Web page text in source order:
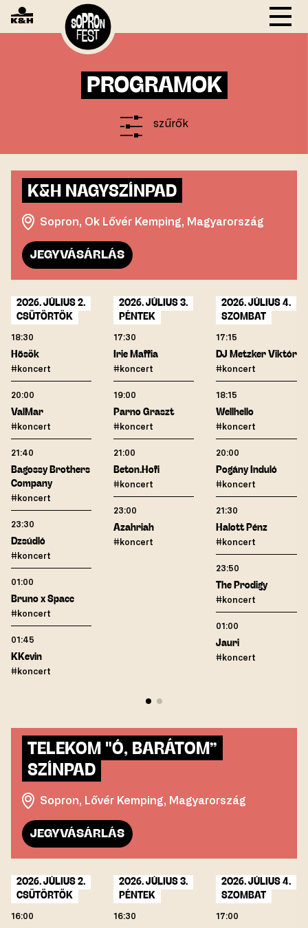
PROGRAMOK
szűrők
Program típusa
K&H NAGYSZÍNPAD
Sopron, Ok Lővér Kemping, Magyarország
JEGYVÁSÁRLÁS
2026. JÚLIUS 2.
CSÜTÖRTÖK
18:30
Hősök
#koncert
20:00
ValMar
#koncert
21:40
Bagossy Brothers
Company
#koncert
23:30
Dzsúdló
#koncert
01:00
Bruno x Spacc
#koncert
01:45
KKevin
#koncert
2026. JÚLIUS 3.
PÉNTEK
17:30
Irie Maffia
#koncert
19:00
Parno Graszt
#koncert
21:00
Beton.Hofi
#koncert
23:00
Azahriah
#koncert
2026. JÚLIUS 4.
SZOMBAT
17:15
DJ Metzker Viktória
#koncert
18:15
Wellhello
#koncert
20:00
Pogány Induló
#koncert
21:30
Halott Pénz
#koncert
23:50
The Prodigy
#koncert
01:00
Jauri
#koncert
TELEKOM "Ó, BARÁTOM”
SZÍNPAD
Sopron, Lővér Kemping, Magyarország
JEGYVÁSÁRLÁS
2026. JÚLIUS 2.
CSÜTÖRTÖK
16:00
2026. JÚLIUS 3.
PÉNTEK
16:30
2026. JÚLIUS 4.
SZOMBAT
17:00